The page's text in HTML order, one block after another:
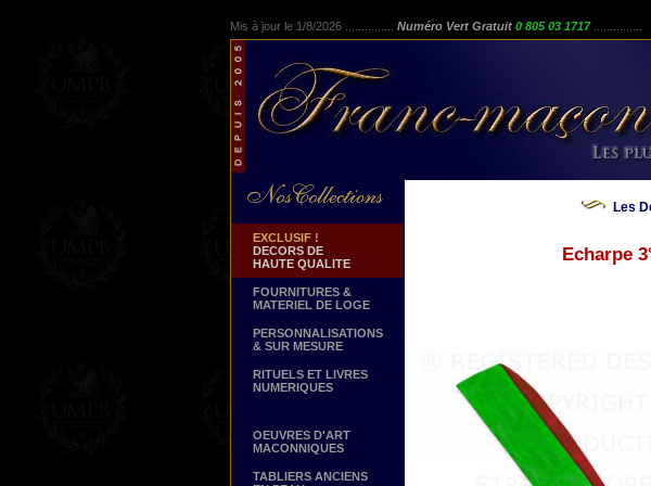
Mis à jour le 1/8/2026 ............... Numéro Vert Gratuit 0 805 03 1717
EXCLUSIF !
DECORS DE
HAUTE QUALITE
FOURNITURES &
MATERIEL DE LOGE
PERSONNALISATIONS
& SUR MESURE
RITUELS ET LIVRES
NUMERIQUES
OEUVRES D'ART
MACONNIQUES
TABLIERS ANCIENS
Les
Echarpe